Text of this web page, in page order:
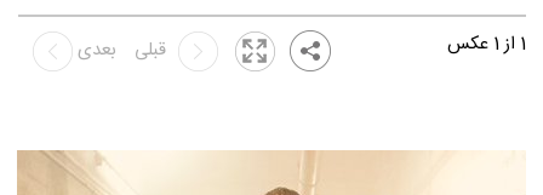
1 از1 عکس بعدی قبلی